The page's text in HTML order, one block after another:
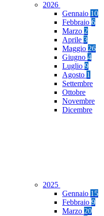
2026
Gennaio 10
Febbraio 6
Marzo 2
Aprile 3
Maggio 26
Giugno 4
Luglio 9
Agosto 1
Settembre
Ottobre
Novembre
Dicembre
2025
Gennaio 15
Febbraio 9
Marzo 20